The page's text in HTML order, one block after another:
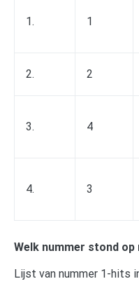
1. 1
2. 2
3. 4
4. 3
Welk nummer stond op
Lijst van nummer 1-hits